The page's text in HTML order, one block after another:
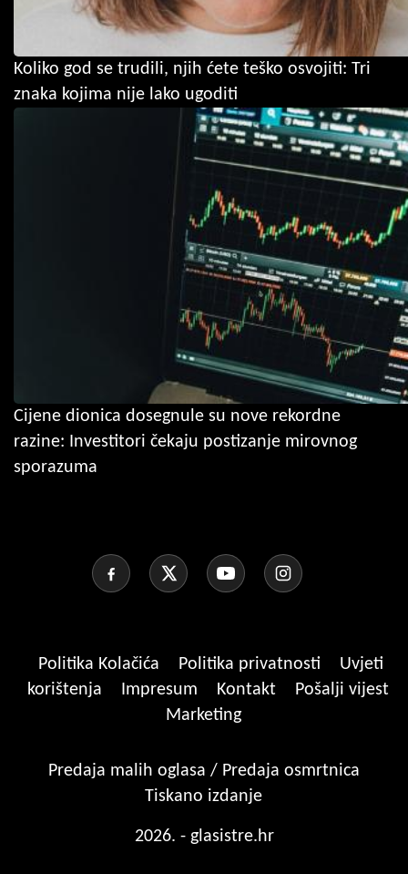
Koliko god se trudili, njih ćete teško osvojiti: Tri
znaka kojima nije lako ugoditi
Cijene dionica dosegnule su nove rekordne
razine: Investitori čekaju postizanje mirovnog
sporazuma
Politika Kolačića Politika privatnosti
Uvjeti
korištenja
Impresum Kontakt
Pošalji vijest
Marketing
Predaja malih oglasa / Predaja osmrtnica
Tiskano izdanje
2026. - glasistre.hr